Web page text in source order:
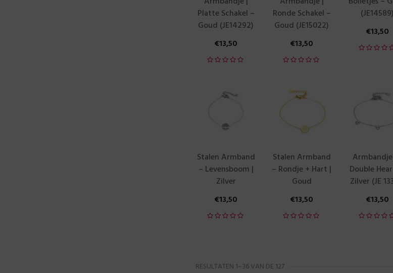
Platte Schakel –
Goud (JE14292)
€13,50
Ronde Schakel –
Goud (JE15022)
€13,50
(JE14589)
€13,50
Stalen Armband
– Levensboom |
Zilver
€13,50
Stalen Armband
– Rondje + Hart |
Goud
€13,50
Double
Zilver (JE
€13,50
RESULTATEN 1–36 VAN DE 127